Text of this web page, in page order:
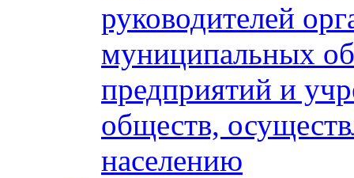
руководителей
муниципальных
предприятий и
обществ,
населению